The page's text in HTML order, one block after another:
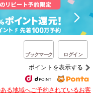
ブックマーク ログイン
ポイントを表示する
る地域へご予約されているお客